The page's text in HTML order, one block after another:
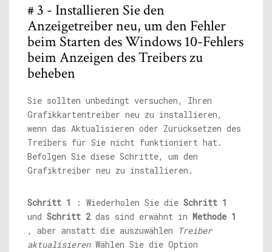
# 3 - Installieren Sie den
Anzeigetreiber neu, um den Fehler
beim Starten des Windows 10-Fehlers
beim Anzeigen des Treibers zu
beheben
Sie sollten unbedingt versuchen, Ihren
Grafikkartentreiber neu zu installieren,
wenn das Aktualisieren oder Zurücksetzen des
Treibers für Sie nicht funktioniert hat.
Befolgen Sie diese Schritte, um den
Grafiktreiber neu zu installieren.
Schritt 1 : Wiederholen Sie die Schritt 1
und Schritt 2das sind erwähnt in Methode 1
, aber anstatt die auszuwählen
Treiber
aktualisierenWählen Sie die Option